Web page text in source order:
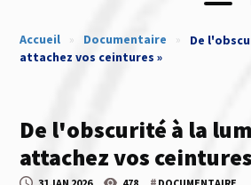
Accueil » Documentaire »
De
attachez vos ceintures »
De l'obscurité à la
attachez vos
31 JAN 2026 478 # DOCUMENTAIRE